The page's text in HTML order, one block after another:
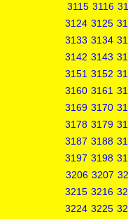
3115 3116
3124 3125
3133 3134
3142 3143
3151 3152
3160 3161
3169 3170
3178 3179
3187 3188
3197 3198
3206 3207
3215 3216
3224 3225